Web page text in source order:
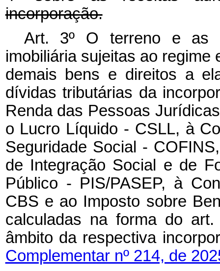
incorporação.
Art. 3º O terreno e as
imobiliária sujeitas ao
demais bens e direitos a
dívidas tributárias da
Renda das Pessoas
o Lucro Líquido - CSLL, à
Seguridade Social -
de Integração Social e de
Público - PIS/PASEP, à
CBS e ao Imposto sobre
calculadas na forma do
âmbito da respectiva
Complementar nº 214, de